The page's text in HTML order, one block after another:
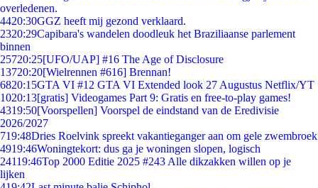
overledenen.
4420:30GGZ heeft mij gezond verklaard.
2320:29Capibara's wandelen doodleuk het Braziliaanse parlement
binnen
25720:25[UFO/UAP] #16 The Age of Disclosure
13720:20[Wielrennen #616] Brennan!
6820:15GTA VI #12 GTA VI Extended look 27 Augustus Netflix/YT
1020:13[gratis] Videogames Part 9: Gratis en free-to-play games!
4319:50[Voorspellen] Voorspel de eindstand van de Eredivisie
2026/2027
719:48Dries Roelvink spreekt vakantieganger aan om gele zwembroek
4919:46Woningtekort: dus ga je woningen slopen, logisch
24119:46Top 2000 Editie 2025 #243 Alle dikzakken willen op je
lijken